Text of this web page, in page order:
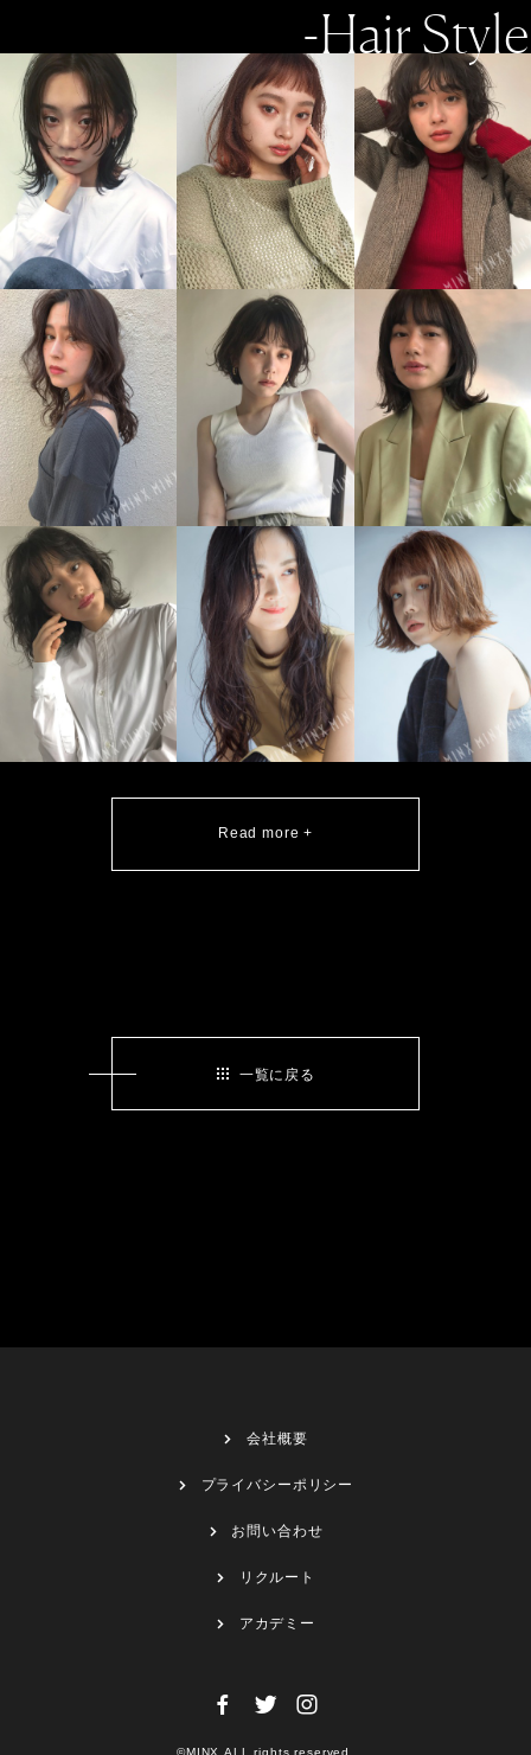
-Hair Style
Read more +
一覧に戻る
会社概要
プライバシーポリシー
お問い合わせ
リクルート
アカデミー
©MINX.ALL rights reserved.